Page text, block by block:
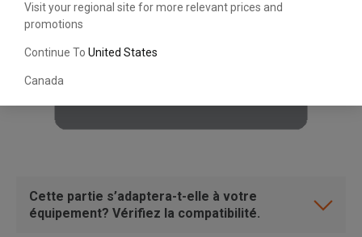
Visit your regional site for more relevant prices and
promotions
Continue To United States
Canada
Cette partie s’adaptera-t-elle à votre
équipement? Vérifiez la compatibilité.